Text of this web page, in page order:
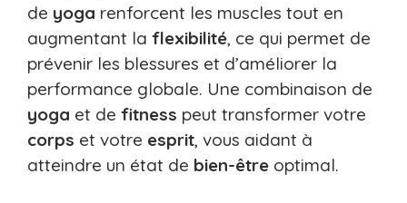
de yoga renforcent les muscles tout en
augmentant la flexibilité, ce qui permet de
prévenir les blessures et d’améliorer la
performance globale. Une combinaison de
yoga et de fitness peut transformer votre
corps et votre esprit, vous aidant à
atteindre un état de bien-être optimal.